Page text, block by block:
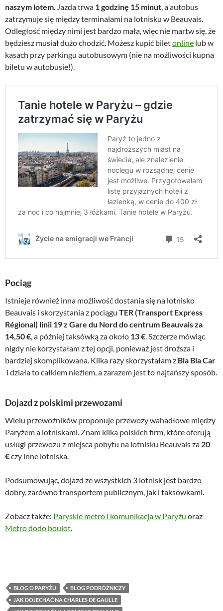
naszym lotem . Jazda trwa 1 godzinę 15 minut , a autobus
zatrzymuje się między terminalami na lotnisku w Beauvais.
Odległość między nimi jest bardzo mała, więc nie martw się, że
będziesz musiał dużo chodzić. Możesz kupić biletonline lub w
kasach przy parkingu autobusowym (nie na możliwości kupna
biletu w autobusie!).
Pociąg
Istnieje również inna możliwość dostania się na lotnisko
Beauvais i skorzystania z pociągu TER (Transport Express
Régional) linii 19 z Gare du Nord do centrum Beauvais za
14,50 € , a później taksówką za około 13 € . Szczerze mówiąc
nigdy nie korzystałam z tej opcji, ponieważ jest droższa i
bardziej skomplikowana. Kilka razy skorzystałam z Bla Bla Car
i działa to całkiem nieźlem, a zarazem jest to najtańszy sposób.
Dojazd z polskimi przewozami
Wielu przewoźników proponuje przewozy wahadłowe między
Paryżem a lotniskami. Znam kilka polskich firm, które oferują
usługi przewozu z miejsca pobytu na lotnisku Beauvais za 20
€czy inne lotniska.
Podsumowując, dojazd ze wszystkich 3 lotnisk jest bardzo
dobry, zarówno transportem publicznym, jak i taksówkami.
Zobacz także: Paryskie metro i komunikacja w Paryżu oraz
Metro dodo boulot
BLOG O PARYŻU
BLOG PODRÓŻNICZY
JAK DOJECHAĆ NA CHARLES DE GAULLE